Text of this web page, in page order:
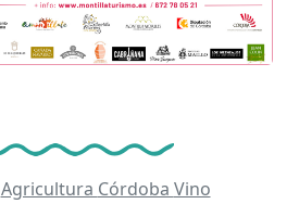
Agricultura Córdoba Vino